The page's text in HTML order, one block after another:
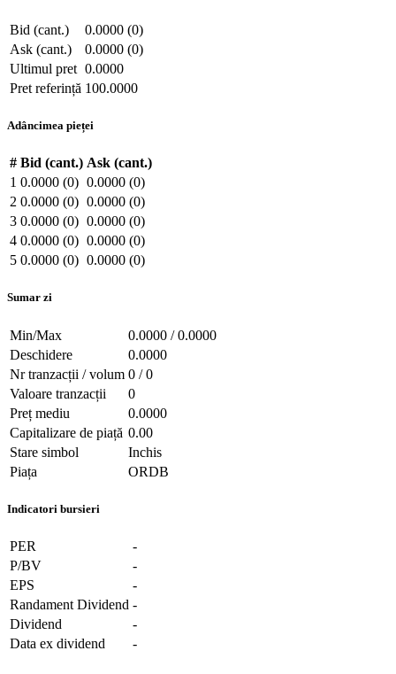
Bid (cant.)
0.0000 (0)
Ask (cant.)
0.0000 (0)
Ultimul pret 0.0000
Pret referință 100.0000
Adâncimea pieței
# Bid (cant.) Ask (cant.)
1 0.0000 (0) 0.0000 (0)
2 0.0000 (0) 0.0000 (0)
3 0.0000 (0) 0.0000 (0)
4 0.0000 (0) 0.0000 (0)
5 0.0000 (0) 0.0000 (0)
Sumar zi
Min/Max
0.0000 / 0.0000
Deschidere
0.0000
Nr tranzacții / volum 0 / 0
Valoare tranzacții
0
Preț mediu
0.0000
Capitalizare de piață 0.00
Stare simbol
Inchis
Piața
ORDB
Indicatori bursieri
PER
-
P/BV
-
EPS
-
Randament Dividend -
Dividend
-
Data ex dividend
-